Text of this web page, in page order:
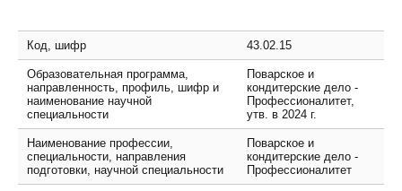
Код, шифр 43.02.15
Образовательная программа,
направленность, профиль, шифр и
наименование научной
специальности
Поварское и
кондитерские дело -
Профессионалитет,
утв. в 2024 г.
Наименование профессии,
специальности, направления
подготовки, научной специальности
Поварское и
кондитерские дело -
Профессионалитет